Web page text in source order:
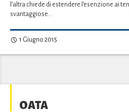
l’altra chiede di estendere l’esenzione ai
svantaggiose…
1 Giugno 2015
OATA